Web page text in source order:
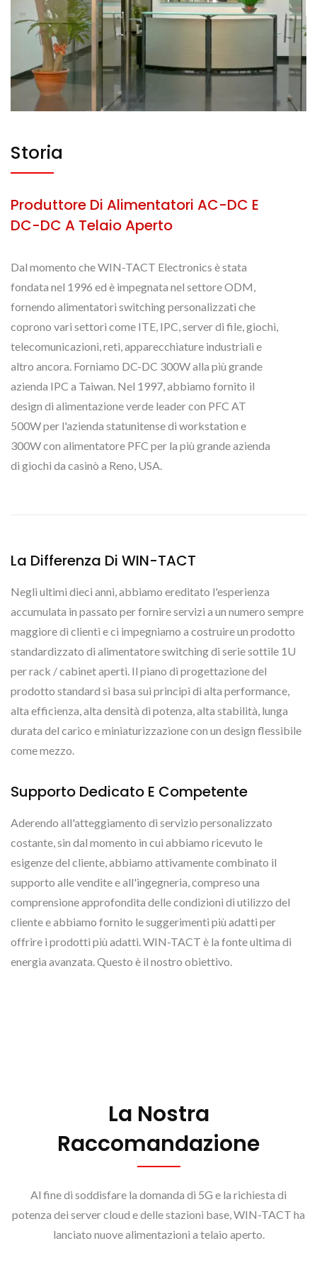
Storia
Produttore Di Alimentatori AC-DC E
DC-DC A Telaio Aperto
Dal momento che WIN-TACT Electronics è stata
fondata nel 1996 ed è impegnata nel settore ODM,
fornendo alimentatori switching personalizzati che
coprono vari settori come ITE, IPC, server di file, giochi,
telecomunicazioni, reti, apparecchiature industriali e
altro ancora. Forniamo DC-DC 300W alla più grande
azienda IPC a Taiwan. Nel 1997, abbiamo fornito il
design di alimentazione verde leader con PFC AT
500W per l'azienda statunitense di workstation e
300W con alimentatore PFC per la più grande azienda
di giochi da casinò a Reno, USA.
La Differenza Di WIN-TACT
Negli ultimi dieci anni, abbiamo ereditato l'esperienza
accumulata in passato per fornire servizi a un numero sempre
maggiore di clienti e ci impegniamo a costruire un prodotto
standardizzato di alimentatore switching di serie sottile 1U
per rack / cabinet aperti. Il piano di progettazione del
prodotto standard si basa sui principi di alta performance,
alta efficienza, alta densità di potenza, alta stabilità, lunga
durata del carico e miniaturizzazione con un design flessibile
come mezzo.
Supporto Dedicato E Competente
Aderendo all'atteggiamento di servizio personalizzato
costante, sin dal momento in cui abbiamo ricevuto le
esigenze del cliente, abbiamo attivamente combinato il
supporto alle vendite e all'ingegneria, compreso una
comprensione approfondita delle condizioni di utilizzo del
cliente e abbiamo fornito le suggerimenti più adatti per
offrire i prodotti più adatti. WIN-TACT è la fonte ultima di
energia avanzata. Questo è il nostro obiettivo.
La Nostra
Raccomandazione
Al fine di soddisfare la domanda di 5G e la richiesta di
potenza dei server cloud e delle stazioni base, WIN-TACT ha
lanciato nuove alimentazioni a telaio aperto.